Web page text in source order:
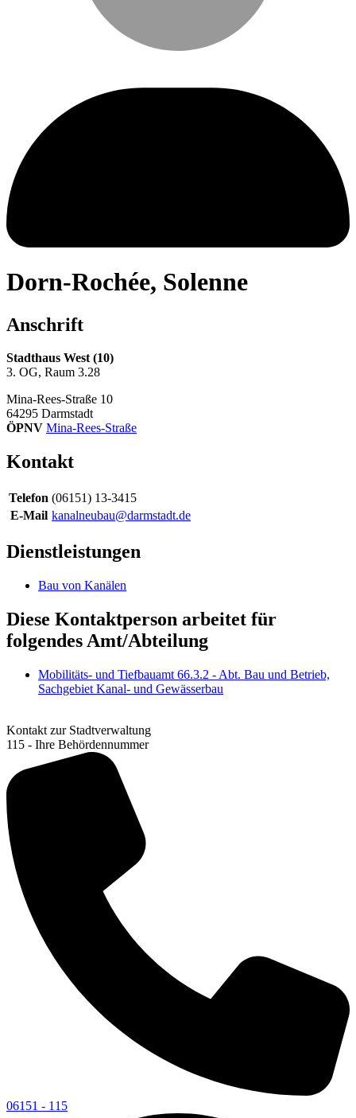
Dorn-Rochée, Solenne
Anschrift
Stadthaus West (10)
3. OG, Raum 3.28
Mina-Rees-Straße 10
64295 Darmstadt
ÖPNV Mina-Rees-Straße
Kontakt
Telefon (06151) 13-3415
E-Mail kanalneubau@darmstadt.de
Dienstleistungen
Bau von Kanälen
Diese Kontaktperson arbeitet für
folgendes Amt/Abteilung
Mobilitäts- und Tiefbauamt 66.3.2 - Abt. Bau und Betrieb,
Sachgebiet Kanal- und Gewässerbau
Kontakt zur Stadtverwaltung
115 - Ihre Behördennummer
06151 - 115